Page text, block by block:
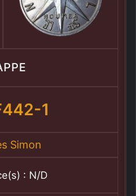
1
Simon
: N/D